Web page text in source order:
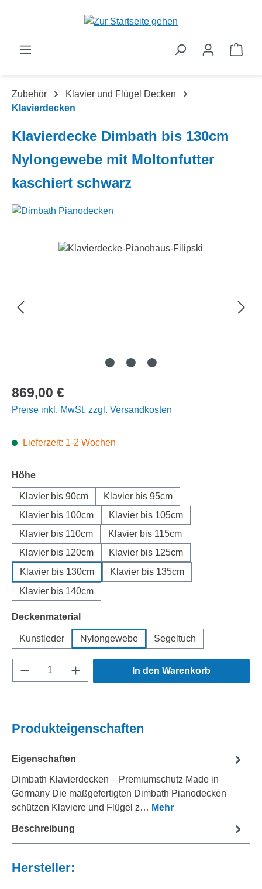
Zum Hauptinhalt springen
Zubehör
Klavier und Flügel Decken
Klavierdecken
Klavierdecke Dimbath bis 130cm
Nylongewebe mit Moltonfutter
kaschiert schwarz
Bildergalerie überspringen
Regulärer Preis:
869,00 €
Preise inkl. MwSt. zzgl. Versandkosten
Lieferzeit: 1-2 Wochen
Höheauswählen
Klavier bis 90cm
Klavier bis 95cm
Klavier bis 100cm
Klavier bis 105cm
Klavier bis 110cm
Klavier bis 115cm
Klavier bis 120cm
Klavier bis 125cm
Klavier bis 130cm
Klavier bis 135cm
Klavier bis 140cm
Deckenmaterialauswählen
Kunstleder Nylongewebe Segeltuch
Produkt Anzahl: Gib den gewünschten
In den Warenkorb
Produkteigenschaften
Eigenschaften
Dimbath Klavierdecken – Premiumschutz Made in
Germany Die maßgefertigten Dimbath Pianodecken
schützen Klaviere und Flügel z… Mehr
Beschreibung
Hersteller: